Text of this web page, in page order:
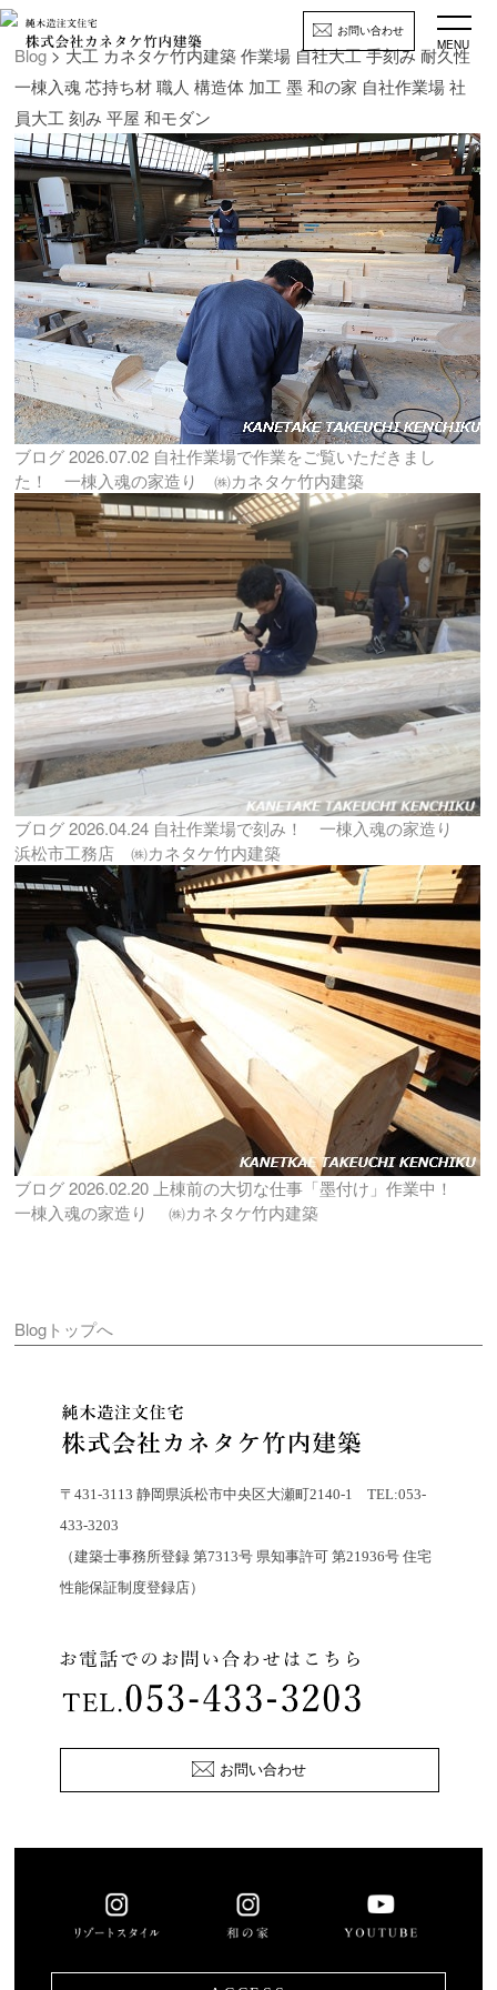
お問い合わせ
MENU
Blog> 大工 カネタケ竹内建築 作業場 自社大工 手刻み 耐久性
一棟入魂 芯持ち材 職人 構造体 加工 墨 和の家 自社作業場 社
員大工 刻み 平屋 和モダン
ブログ2026.07.02 自社作業場で作業をご覧いただきまし
た！ 一棟入魂の家造り ㈱カネタケ竹内建築
ブログ2026.04.24 自社作業場で刻み！ 一棟入魂の家造り
浜松市工務店 ㈱カネタケ竹内建築
ブログ2026.02.20 上棟前の大切な仕事「墨付け」作業中！
一棟入魂の家造り ㈱カネタケ竹内建築
Blogトップへ
〒431-3113 静岡県浜松市中央区大瀬町2140-1 TEL:053-
433-3203
（建築士事務所登録 第7313号 県知事許可 第21936号 住宅
性能保証制度登録店）
お問い合わせ